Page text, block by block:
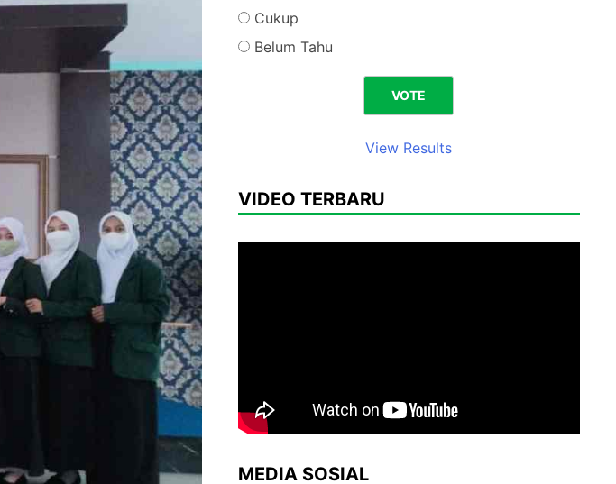
Cukup
Belum Tahu
View Results
VIDEO TERBARU
MEDIA SOSIAL